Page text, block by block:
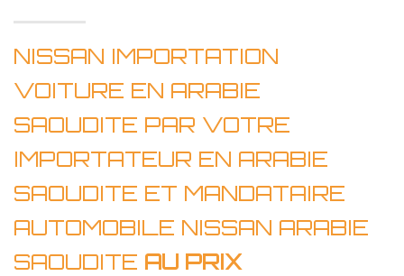
NISSAN IMPORTATION
VOITURE EN ARABIE
SAOUDITE PAR VOTRE
IMPORTATEUR EN ARABIE
SAOUDITE ET MANDATAIRE
AUTOMOBILE NISSAN ARABIE
SAOUDITE AU PRIX